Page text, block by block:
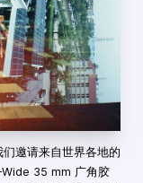
邀请来自世界各地的
35 mm 广角胶